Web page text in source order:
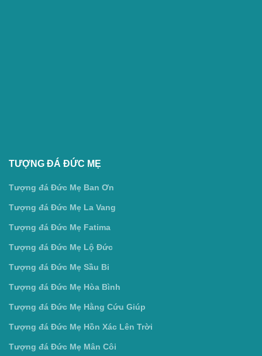
TƯỢNG ĐÁ ĐỨC MẸ
Tượng đá Đức Mẹ Ban Ơn
Tượng đá Đức Mẹ La Vang
Tượng đá Đức Mẹ Fatima
Tượng đá Đức Mẹ Lộ Đức
Tượng đá Đức Mẹ Sầu Bi
Tượng đá Đức Mẹ Hòa Bình
Tượng đá Đức Mẹ Hằng Cứu Giúp
Tượng đá Đức Mẹ Hồn Xác Lên Trời
Tượng đá Đức Mẹ Mân Côi